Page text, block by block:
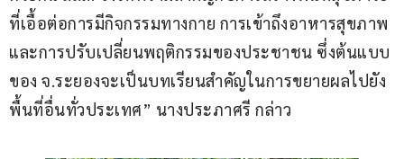
ที่เอื้อต่อการมีกิจกรรมทางกาย การเข้าถึงอาหารสุขภาพ
และการปรับเปลี่ยนพฤติกรรมของประชาชน ซึ่งต้นแบบ
ของ จ.ระยองจะเป็นบทเรียนสำคัญในการขยายผลไปยัง
พื้นที่อื่นทั่วประเทศ” นางประภาศรี กล่าว